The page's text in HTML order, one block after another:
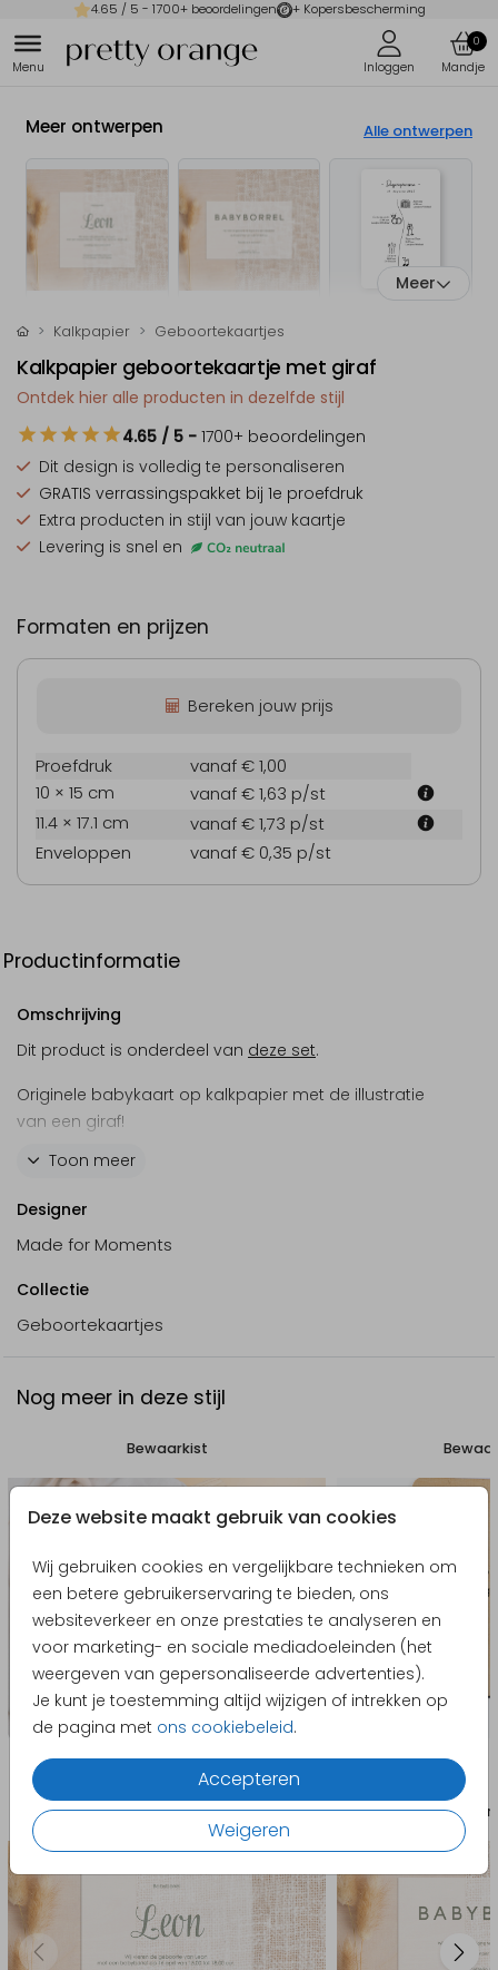
4.65 / 5 - 1700+ beoordelingen + Kopersbescherming
0
Deze website maakt gebruik van cookies
Wij gebruiken cookies en vergelijkbare technieken om
een betere gebruikerservaring te bieden, ons
websiteverkeer en onze prestaties te analyseren en
voor marketing- en sociale mediadoeleinden (het
weergeven van gepersonaliseerde advertenties).
Je kunt je toestemming altijd wijzigen of intrekken op
de pagina met ons cookiebeleid.
Accepteren
Weigeren
Meer ontwerpen Alle ontwerpen
Meer
Kalkpapier Geboortekaartjes
Kalkpapier geboortekaartje met giraf
Ontdek hier alle producten in dezelfde stijl
4.65 / 5 - 1700+ beoordelingen
Dit design is volledig te personaliseren
GRATIS verrassingspakket bij 1e proefdruk
Extra producten in stijl van jouw kaartje
Levering is snel en
Formaten en prijzen
Bereken jouw prijs
Proefdruk
vanaf € 1,00
10 × 15 cm
vanaf € 1,63 p/st
11.4 × 17.1 cm
vanaf € 1,73 p/st
Enveloppen
vanaf € 0,35 p/st
Productinformatie
Omschrijving
Dit product is onderdeel van deze set.
Originele babykaart op kalkpapier met de illustratie
van een giraf!
Goed om te weten:
Bij kaarten op kalkpapier kan alleen de
voorzijde bedrukt worden, aangezien het
Dikte: 200 grams.
De kleur wit kan niet gedrukt worden
Toon meer
Designer
Made for Moments
Collectie
Geboortekaartjes
Nog meer in deze stijl
Bewaarkist
Producten die hierop lijken
Babyborrelkaartje